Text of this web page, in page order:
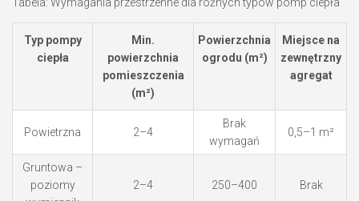
Typ pompy
ciepła
Min.
powierzchnia
pomieszczenia
(m²)
Powierzchnia
ogrodu (m²)
Miejsce na
zewnętrzny
agregat
Powietrzna 2–4
Brak
wymagań
0,5–1 m²
Gruntowa –
poziomy
2–4 250–400 Brak